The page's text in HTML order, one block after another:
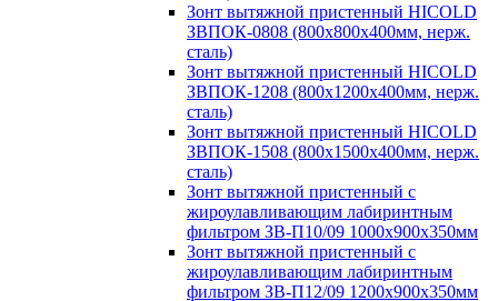
Зонт вытяжной пристенный HICOLD
ЗВПОК-0808 (800х800х400мм, нерж.
сталь)
Зонт вытяжной пристенный HICOLD
ЗВПОК-1208 (800х1200х400мм, нерж.
сталь)
Зонт вытяжной пристенный HICOLD
ЗВПОК-1508 (800х1500х400мм, нерж.
сталь)
Зонт вытяжной пристенный с
жироулавливающим лабиринтным
фильтром ЗВ-П10/09 1000х900х350мм
Зонт вытяжной пристенный с
жироулавливающим лабиринтным
фильтром ЗВ-П12/09 1200х900х350мм